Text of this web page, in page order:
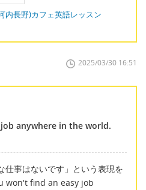
内長野)カフェ英語レッスン
2025/03/30 16:51
anywhere in the world.
仕事はないです」という表現を
won't find an easy job